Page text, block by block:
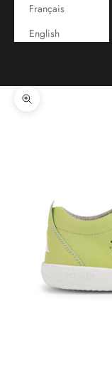
Français
English
Ingrandisci immagine